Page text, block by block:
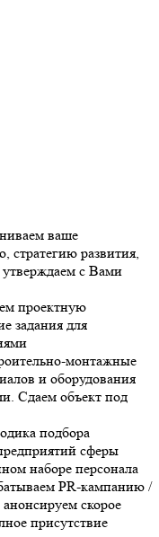
ваше
развития,
утверждаем с Вами
проектную
задания для
монтажные
и оборудования
Сдаем объект под
подбора
сферы
наборе персонала
PR-кампанию /
скорое
присутствие